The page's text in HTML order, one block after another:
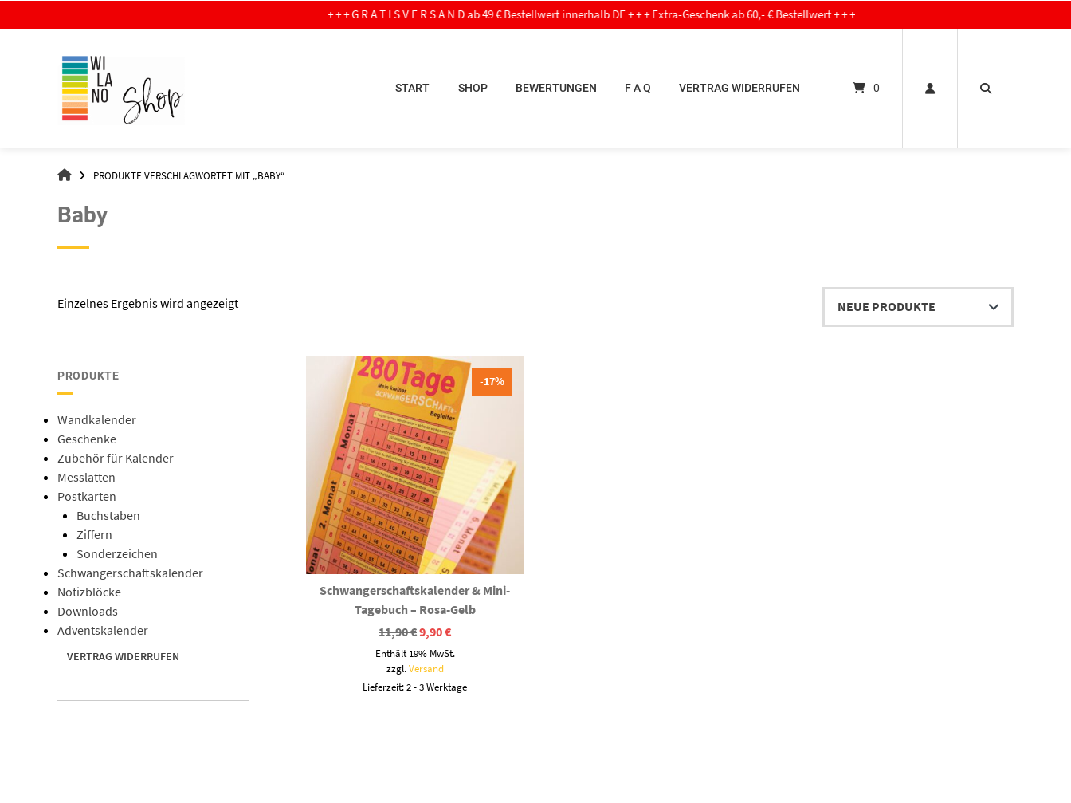
zum
+ + + G R A T I S V E R S A N D ab 49 € Bestellwert innerhalb DE + + + Extra-Geschenk ab 60,- € Bestellwert + + +
START SHOP BEWERTUNGEN F A Q VERTRAG WIDERRUFEN 0
WI-
–
SHOP
PRODUKTE VERSCHLAGWORTET MIT „BABY“
Baby
Einzelnes Ergebnis wird angezeigt
-17%
Schwangerschaftskalender & Mini-
Tagebuch – Rosa-Gelb
11,90€Ursprünglicher
Preis
war:
11,90 €
9,90€Aktueller
ist:
Enthält 19% MwSt.
zzgl.Versand
Lieferzeit: 2 - 3 Werktage
PRODUKTE
Wandkalender
Geschenke
Zubehör für Kalender
Messlatten
Postkarten
Buchstaben
Ziffern
Sonderzeichen
Schwangerschaftskalender
Notizblöcke
Downloads
Adventskalender
VERTRAG WIDERRUFEN